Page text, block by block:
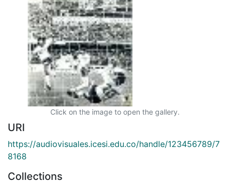
Click on the image to open the gallery.
URI
https://audiovisuales.icesi.edu.co/handle/123456789/7
8168
Collections